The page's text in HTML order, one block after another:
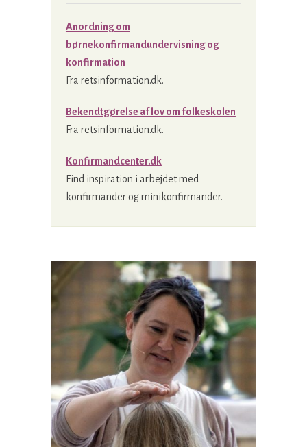
Anordning om
børnekonfirmandundervisning og
konfirmation
Fra retsinformation.dk.
Bekendtgørelse af lov om folkeskolen
Fra retsinformation.dk.
Konfirmandcenter.dk
Find inspiration i arbejdet med
konfirmander og minikonfirmander.